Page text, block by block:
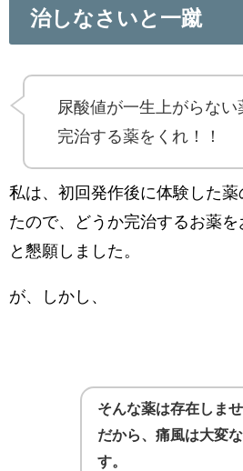
治しなさいと一蹴
尿酸値が一生上がらな
完治する薬をくれ！！
私は、初回発作後に体験した
たので、どうか完治するお薬を
と懇願しました。
が、しかし、
そんな薬は存在しませ
だから、痛風は大変
す。